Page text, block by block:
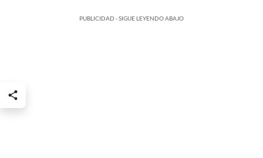
PUBLICIDAD - SIGUE LEYENDO ABAJO